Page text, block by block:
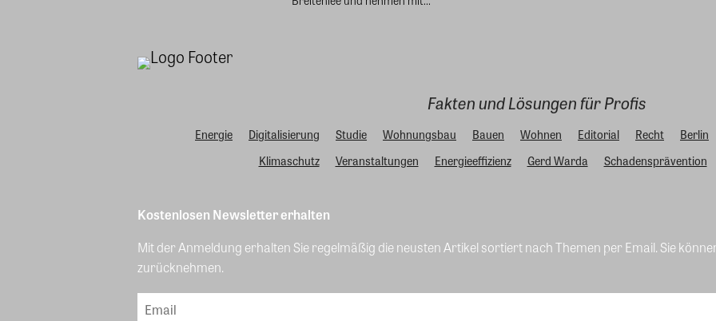
Fakten und Lösungen für Profis
Energie Digitalisierung Studie Wohnungsbau Bauen Wohnen Editorial Recht Berlin
Klimaschutz
Veranstaltungen Energieeffizienz Gerd Warda Schadensprävention
Kostenlosen Newsletter erhalten
Mit der Anmeldung erhalten Sie regelmäßig die neusten Artikel sortiert nach Themen per Email. Sie
zurücknehmen.